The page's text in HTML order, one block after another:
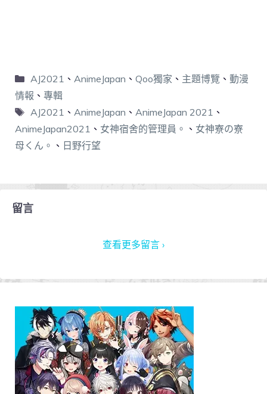
AJ2021 、 AnimeJapan 、 Qoo獨家 、 主題博覽 、 動漫
情報 、 專輯
AJ2021 、 AnimeJapan 、 AnimeJapan 2021 、
AnimeJapan2021 、 女神宿舍的管理員。 、 女神寮の寮
母くん。 、 日野行望
留言
查看更多留言 ›